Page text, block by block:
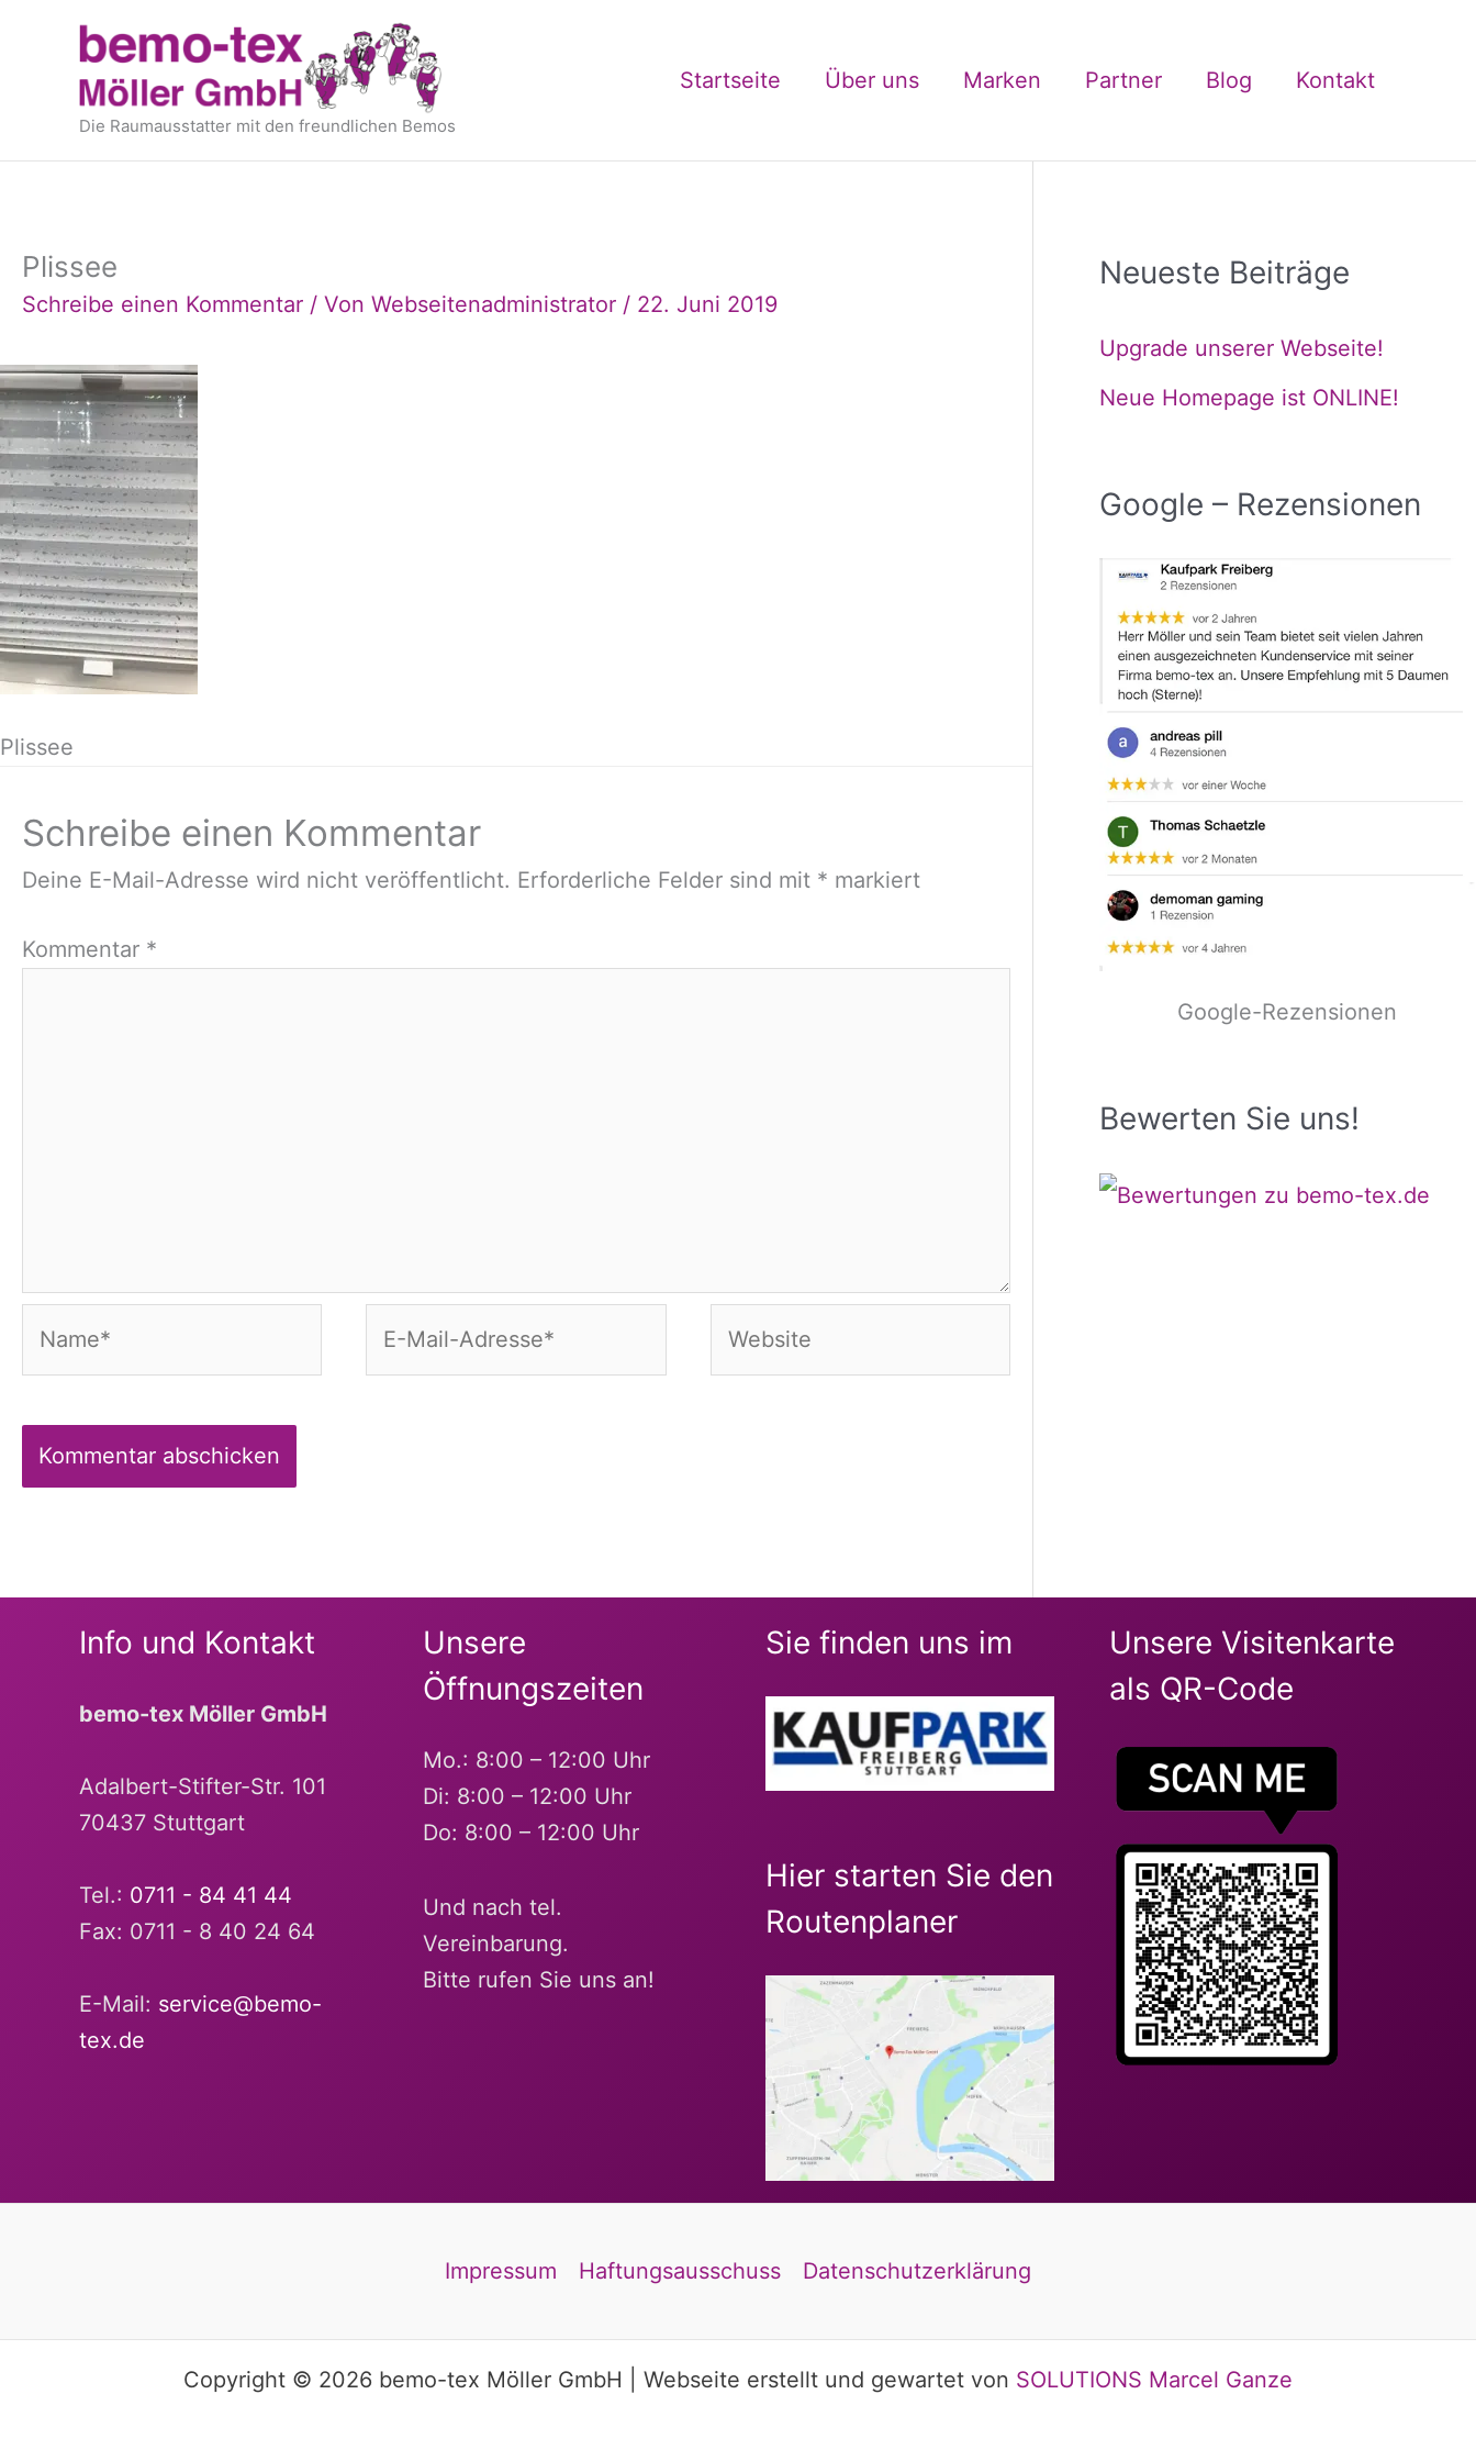
springen
springen
Die Raumausstatter mit den freundlichen Bemos
Startseite Über uns Marken Partner Blog Kontakt
Plissee
Schreibe einen Kommentar / Von Webseitenadministrator / 22. Juni 2019
Plissee
Schreibe einen Kommentar
Deine E-Mail-Adresse wird nicht veröffentlicht. Erforderliche Felder sind mit * markiert
Kommentar *
Neueste Beiträge
Upgrade unserer Webseite!
Neue Homepage ist ONLINE!
Google – Rezensionen
Google-Rezensionen
Bewerten Sie uns!
Info und Kontakt
bemo-tex Möller GmbH
Adalbert-Stifter-Str. 101
70437 Stuttgart
Tel.: 0711 - 84 41 44
Fax: 0711 - 8 40 24 64
E-Mail: service@bemo-
tex.de
Unsere
Öffnungszeiten
Mo.: 8:00 – 12:00 Uhr
Di: 8:00 – 12:00 Uhr
Do: 8:00 – 12:00 Uhr
Und nach tel.
Vereinbarung.
Bitte rufen Sie uns an!
Sie finden uns im
Hier starten Sie den
Routenplaner
Unsere Visitenkarte
als QR-Code
Impressum Haftungsausschuss Datenschutzerklärung
Copyright © 2026 bemo-tex Möller GmbH | Webseite erstellt und gewartet von SOLUTIONS Marcel Ganze